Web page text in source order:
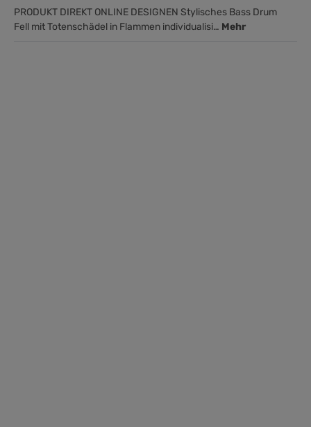
PRODUKT DIREKT ONLINE DESIGNEN Stylisches Bass Drum
Fell mit Totenschädel in Flammen individualisi… Mehr